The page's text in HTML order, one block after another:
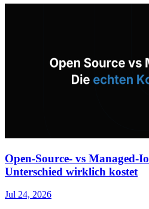
Open-Source- vs Managed-
Unterschied wirklich kostet
Jul 24, 2026